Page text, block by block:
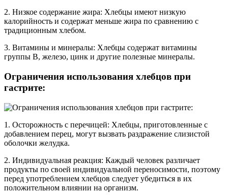
2. Низкое содержание жира: Хлебцы имеют низкую
калорийность и содержат меньше жира по сравнению с
традиционным хлебом.
3. Витамины и минералы: Хлебцы содержат витамины
группы B, железо, цинк и другие полезные минералы.
Ограничения использования хлебцов при
гастрите:
1. Осторожность с перечицей: Хлебцы, приготовленные с
добавлением перец, могут вызвать раздражение слизистой
оболочки желудка.
2. Индивидуальная реакция: Каждый человек различает
продукты по своей индивидуальной переносимости, поэтому
перед употреблением хлебцов следует убедиться в их
положительном влиянии на организм.